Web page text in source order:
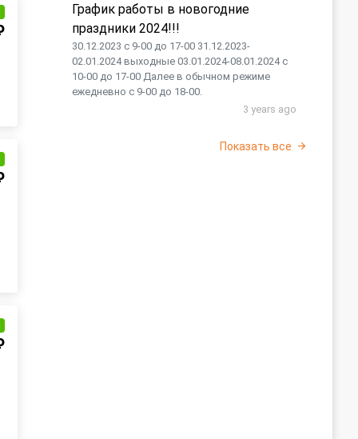
График работы в новогодние
праздники 2024!!!
30.12.2023 с 9-00 до 17-00 31.12.2023-
02.01.2024 выходные 03.01.2024-08.01.2024 с
10-00 до 17-00 Далее в обычном режиме
ежедневно с 9-00 до 18-00.
3 years ago
Показать все